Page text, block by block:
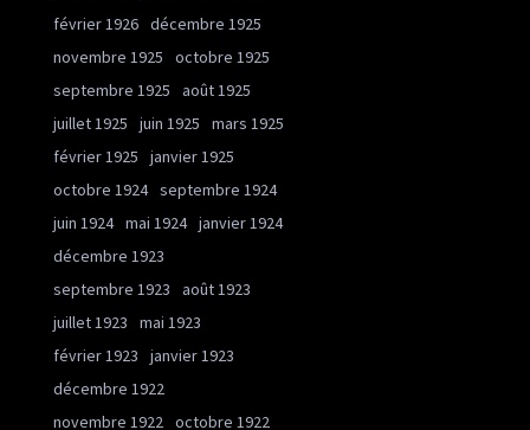
février 1926 décembre 1925
novembre 1925
octobre 1925
septembre 1925
août 1925
juillet 1925
juin 1925
mars 1925
février 1925
janvier 1925
octobre 1924 septembre 1924
juin 1924 mai 1924 janvier 1924
décembre 1923
septembre 1923
août 1923
juillet 1923
mai 1923
février 1923
janvier 1923
décembre 1922
novembre 1922 octobre 1922